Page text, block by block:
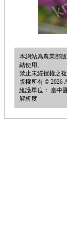
本網站為農業部
結使用。
禁止未經授權之
版權所有 © 2026
維護單位： 臺中
解析度